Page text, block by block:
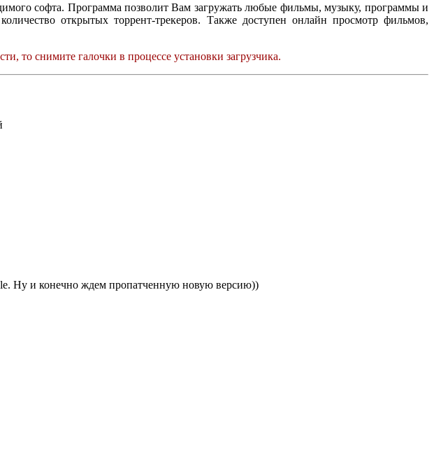
софта. Программа позволит Вам загружать любые фильмы, музыку, программы и
открытых торрент-трекеров. Также доступен онлайн просмотр фильмов,
то снимите галочки в процессе установки загрузчика.
Ну и конечно ждем пропатченную новую версию))